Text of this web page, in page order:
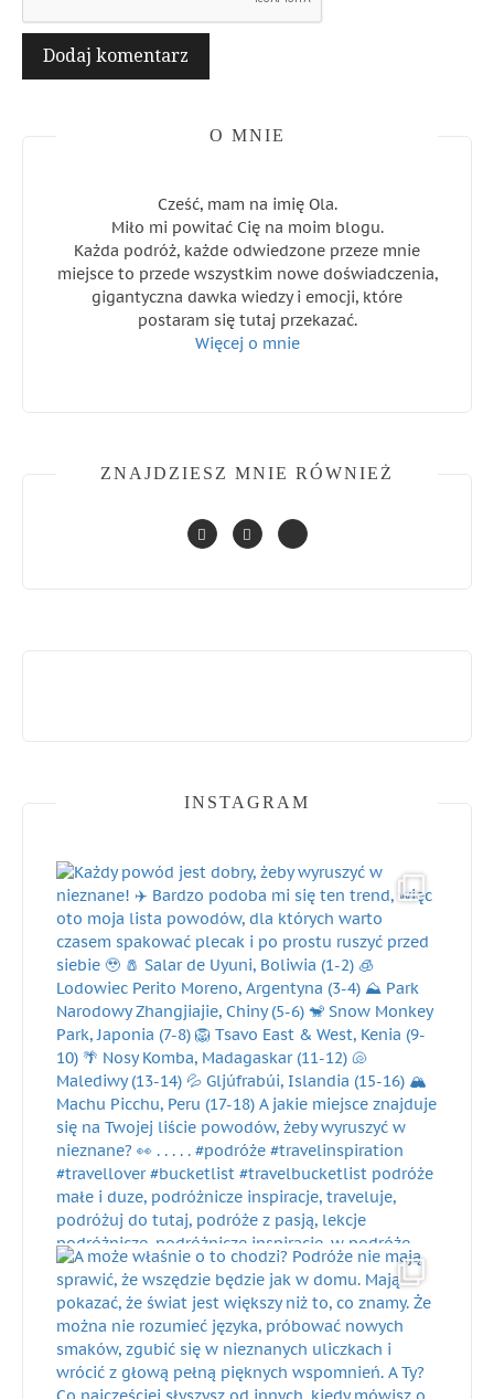
O MNIE
Cześć, mam na imię Ola.
Miło mi powitać Cię na moim blogu.
Każda podróż, każde odwiedzone przeze mnie
miejsce to przede wszystkim nowe doświadczenia,
gigantyczna dawka wiedzy i emocji, które
postaram się tutaj przekazać.
Więcej o mnie
ZNAJDZIESZ MNIE RÓWNIEŻ
INSTAGRAM